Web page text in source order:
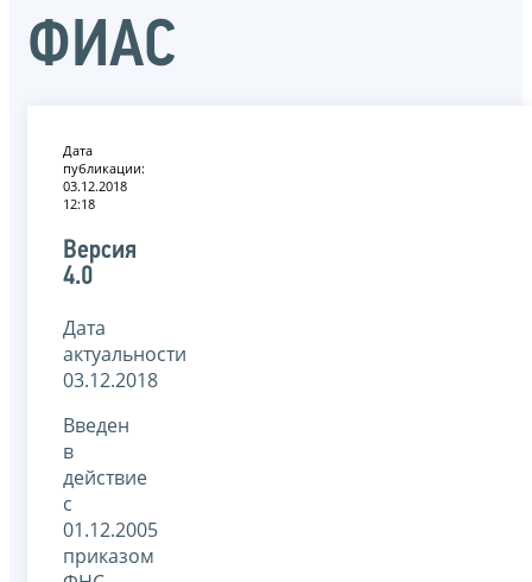
ФИАС
Дата
публикации:
03.12.2018
12:18
Версия
4.0
Дата
актуальности
03.12.2018
Введен
в
действие
с
01.12.2005
приказом